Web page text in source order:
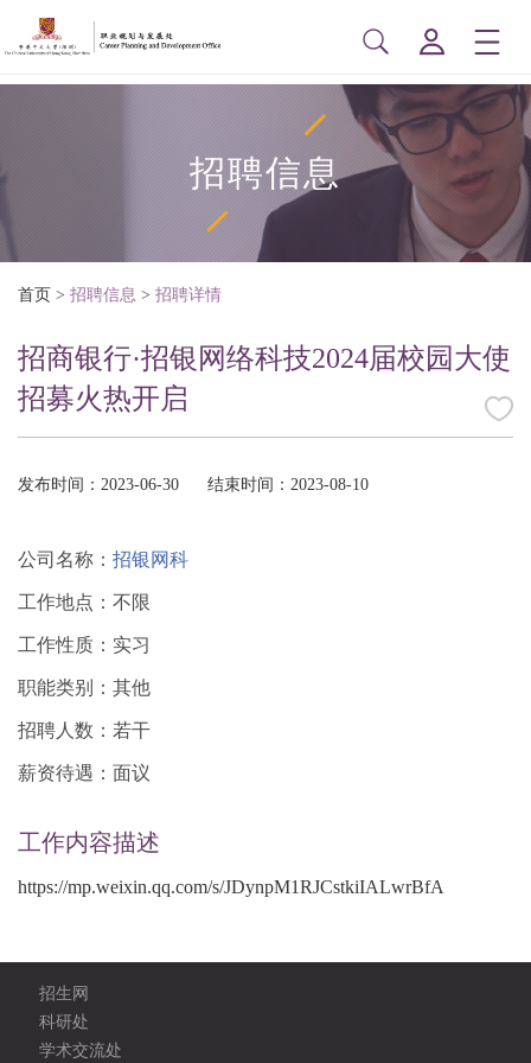
招聘信息
首页 > 招聘信息 > 招聘详情
招商银行·招银网络科技2024届校园大使
招募火热开启
发布时间：2023-06-30 结束时间：2023-08-10
公司名称： 招银网科
工作地点：不限
工作性质：实习
职能类别：其他
招聘人数：若干
薪资待遇：面议
工作内容描述
https://mp.weixin.qq.com/s/JDynpM1RJCstkiIALwrBfA
招生网
科研处
学术交流处